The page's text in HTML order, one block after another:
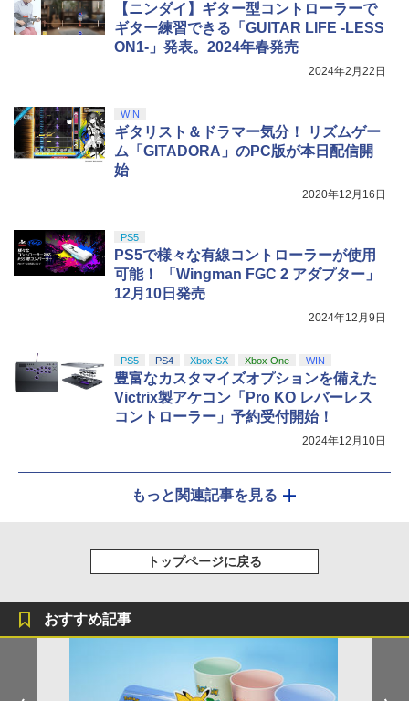
【ニンダイ】ギター型コントローラーで
ギター練習できる「GUITAR LIFE -LESS
ON1-」発表。2024年春発売
2024年2月22日
WIN
ギタリスト＆ドラマー気分！ リズムゲー
ム「GITADORA」のPC版が本日配信開
始
2020年12月16日
PS5
PS5で様々な有線コントローラーが使用
可能！ 「Wingman FGC 2 アダプター」
12月10日発売
2024年12月9日
PS5 PS4 Xbox SX Xbox One WIN
豊富なカスタマイズオプションを備えた
Victrix製アケコン「Pro KO レバーレス
コントローラー」予約受付開始！
2024年12月10日
もっと関連記事を見る
トップページに戻る
おすすめ記事